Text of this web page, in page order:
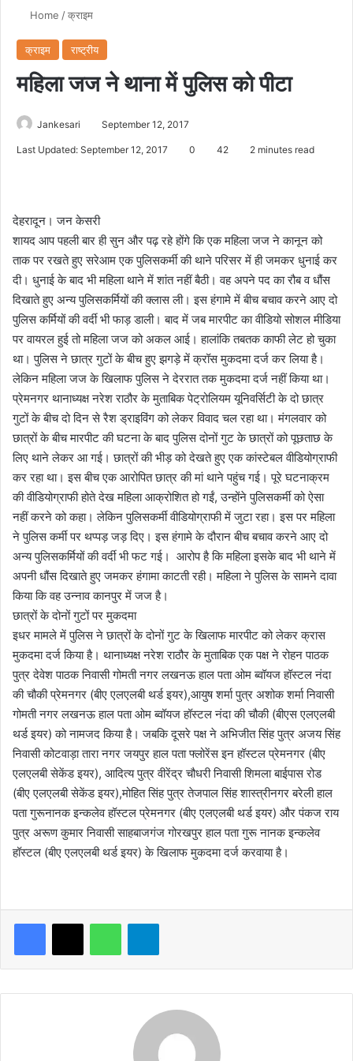
Home /क्राइम
क्राइम राष्ट्रीय
महिला जज ने थाना में पुलिस को पीटा
Jankesari September 12, 2017
Last Updated: September 12, 2017 0 42 2 minutes read
देहरादून। जन केसरी
शायद आप पहली बार ही सुन और पढ़ रहे होंगे कि एक महिला जज ने कानून को
ताक पर रखते हुए सरेआम एक पुलिसकर्मी की थाने परिसर में ही जमकर धुनाई कर
दी। धुनाई के बाद भी महिला थाने में शांत नहीं बैठी। वह अपने पद का रौब व धौंस
दिखाते हुए अन्य पुलिसकर्मियों की क्लास ली। इस हंगामे में बीच बचाव करने आए दो
पुलिस कर्मियों की वर्दी भी फाड़ डाली। बाद में जब मारपीट का वीडियो सोशल मीडिया
पर वायरल हुई तो महिला जज को अकल आई। हालांकि तबतक काफी लेट हो चुका
था। पुलिस ने छात्र गुटों के बीच हुए झगड़े में क्रॉस मुकदमा दर्ज कर लिया है।
लेकिन महिला जज के खिलाफ पुलिस ने देररात तक मुकदमा दर्ज नहीं किया था।
प्रेमनगर थानाध्यक्ष नरेश राठौर के मुताबिक पेट्रोलियम यूनिवर्सिटी के दो छात्र
गुटों के बीच दो दिन से रैश ड्राइविंग को लेकर विवाद चल रहा था। मंगलवार को
छात्रों के बीच मारपीट की घटना के बाद पुलिस दोनों गुट के छात्रों को पूछताछ के
लिए थाने लेकर आ गई। छात्रों की भीड़ को देखते हुए एक कांस्टेबल वीडियोग्राफी
कर रहा था। इस बीच एक आरोपित छात्र की मां थाने पहुंच गई। पूरे घटनाक्रम
की वीडियोग्राफी होते देख महिला आक्रोशित हो गईं, उन्होंने पुलिसकर्मी को ऐसा
नहीं करने को कहा। लेकिन पुलिसकर्मी वीडियोग्राफी में जुटा रहा। इस पर महिला
ने पुलिस कर्मी पर थप्पड़ जड़ दिए। इस हंगामे के दौरान बीच बचाव करने आए दो
अन्य पुलिसकर्मियों की वर्दी भी फट गई। आरोप है कि महिला इसके बाद भी थाने में
अपनी धौंस दिखाते हुए जमकर हंगामा काटती रही। महिला ने पुलिस के सामने दावा
किया कि वह उन्नाव कानपुर में जज है।
छात्रों के दोनों गुटों पर मुकदमा
इधर मामले में पुलिस ने छात्रों के दोनों गुट के खिलाफ मारपीट को लेकर क्रास
मुकदमा दर्ज किया है। थानाध्यक्ष नरेश राठौर के मुताबिक एक पक्ष ने रोहन पाठक
पुत्र देवेश पाठक निवासी गोमती नगर लखनऊ हाल पता ओम ब्वॉयज हॉस्टल नंदा
की चौकी प्रेमनगर (बीए एलएलबी थर्ड इयर),आयुष शर्मा पुत्र अशोक शर्मा निवासी
गोमती नगर लखनऊ हाल पता ओम ब्वॉयज हॉस्टल नंदा की चौकी (बीएस एलएलबी
थर्ड इयर) को नामजद किया है। जबकि दूसरे पक्ष ने अभिजीत सिंह पुत्र अजय सिंह
निवासी कोटवाड़ा तारा नगर जयपुर हाल पता फ्लोरेंस इन हॉस्टल प्रेमनगर (बीए
एलएलबी सेकेंड इयर), आदित्य पुत्र वीरेंद्र चौधरी निवासी शिमला बाईपास रोड
(बीए एलएलबी सेकेंड इयर),मोहित सिंह पुत्र तेजपाल सिंह शास्त्रीनगर बरेली हाल
पता गुरूनानक इन्कलेव हॉस्टल प्रेमनगर (बीए एलएलबी थर्ड इयर) और पंकज राय
पुत्र अरूण कुमार निवासी साहबाजगंज गोरखपुर हाल पता गुरू नानक इन्कलेव
हॉस्टल (बीए एलएलबी थर्ड इयर) के खिलाफ मुकदमा दर्ज करवाया है।